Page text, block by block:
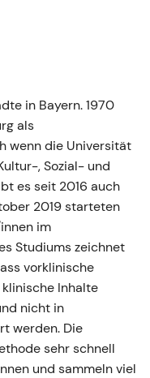
in Bayern. 1970
als
wenn die Universität
, Sozial- und
es seit 2016 auch
2019 starteten
im
Studiums zeichnet
vorklinische
Inhalte
nicht in
werden. Die
sehr schnell
und sammeln viel